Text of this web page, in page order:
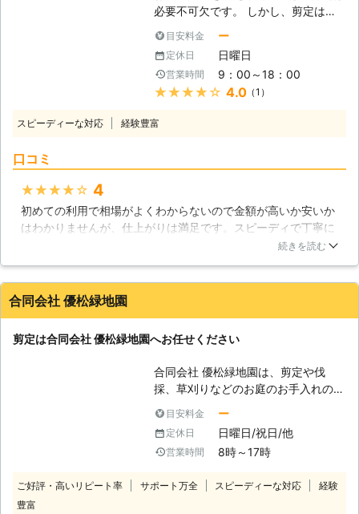
必要不可欠です。 しかし、剪定はた
しや日差しの調整をおこなうのがとも
ても大切な作業でもあります。 風通
しや日差しが悪いと、植物にうまく光
があたらず成長促進を阻害してしまっ
しまうなんてこともあります。 その
作りのスペシャリストです。 お庭の
剪定のことで何かありましたら、お気
選ばれる理由】 弊社には、お客様か
ら選ばれる理由がございます。 ●し
差万別ですので、お客様の想像するお
庭に少しでも近づくために弊社ではヒ
アリングを大事にしています。 美観
の良いお庭にするためにもどこをどう
剪定してほしいのかをしっかり状況確
認をする必要がありますよね。 弊社
では、そのようなお客様のご要望やご
希望を形にして実現するために努めて
く、末永くお客様とお付き合いをした
目安料金 ー
定休日 日曜日
営業時間 9：00～18：00
★★★★★ 4.0（1）
スピーディーな対応 経験豊富
口コミ
★★★★★ 4
初めての利用で相場がよくわからないので金額が高いか安いか
はわかりませんが、仕上がりは満足です。スピーディで丁寧に
仕上げてもらい満足しています。また機会があったら利用させ
福岡県 宗像市 2020年06月16日
続きを読む
合同会社 優松緑地園
剪定は合同会社 優松緑地園へお任せください
合同会社 優松緑地園は、剪定や伐
採、草刈りなどのお庭のお手入れのプ
な実績と長年の経験により、皆様に満
足いただける仕上がりを提供していま
す。 お客様の要望をしっかりとお伺
できるのが私たちの強みです。 【剪
目安料金 ー
定休日 日曜日/祝日/他
営業時間 8時～17時
ご好評・高いリピート率 サポート万全 スピーディーな対応
経験
豊富